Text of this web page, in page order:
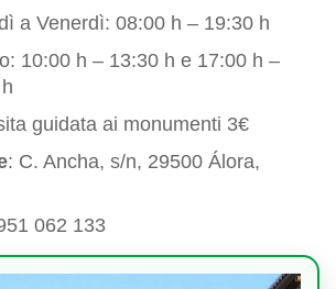
a Venerdì: 08:00 h – 19:30 h
10:00 h – 13:30 h e 17:00 h –
guidata ai monumenti 3€
: C. Ancha, s/n, 29500 Álora,
062 133